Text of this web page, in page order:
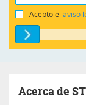
Acepto el aviso
Acerca de